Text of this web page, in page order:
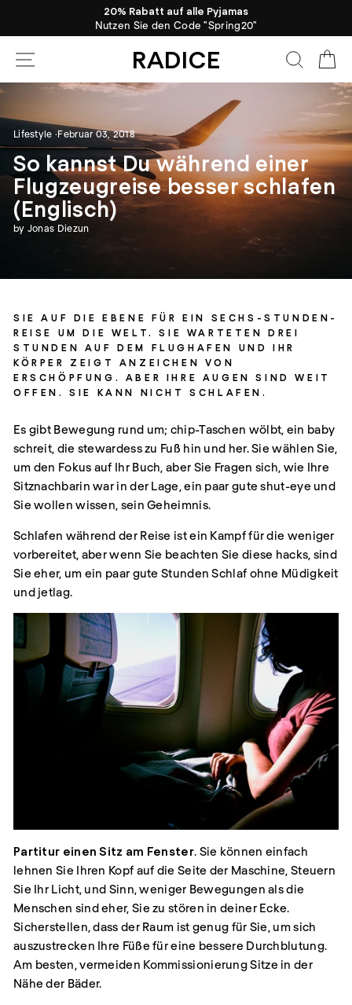
Pause
Diashow
20% Rabatt auf alle Pyjamas
Nutzen Sie den Code "Spring20"
RADICE Suche
Lifestyle ·Februar 03, 2018
So kannst Du während einer
Flugzeugreise besser schlafen
(Englisch)
by Jonas Diezun
SIE AUF DIE EBENE FÜR EIN SECHS-STUNDEN-
REISE UM DIE WELT. SIE WARTETEN DREI
STUNDEN AUF DEM FLUGHAFEN UND IHR
KÖRPER ZEIGT ANZEICHEN VON
ERSCHÖPFUNG. ABER IHRE AUGEN SIND WEIT
OFFEN. SIE KANN NICHT SCHLAFEN.
Es gibt Bewegung rund um; chip-Taschen wölbt, ein baby
schreit, die stewardess zu Fuß hin und her. Sie wählen Sie,
um den Fokus auf Ihr Buch, aber Sie Fragen sich, wie Ihre
Sitznachbarin war in der Lage, ein paar gute shut-eye und
Sie wollen wissen, sein Geheimnis.
Schlafen während der Reise ist ein Kampf für die weniger
vorbereitet, aber wenn Sie beachten Sie diese hacks, sind
Sie eher, um ein paar gute Stunden Schlaf ohne Müdigkeit
und jetlag.
Partitur einen Sitz am Fenster. Sie können einfach
lehnen Sie Ihren Kopf auf die Seite der Maschine, Steuern
Sie Ihr Licht, und Sinn, weniger Bewegungen als die
Menschen sind eher, Sie zu stören in deiner Ecke.
Sicherstellen, dass der Raum ist genug für Sie, um sich
auszustrecken Ihre Füße für eine bessere Durchblutung.
Am besten, vermeiden Kommissionierung Sitze in der
Nähe der Bäder.